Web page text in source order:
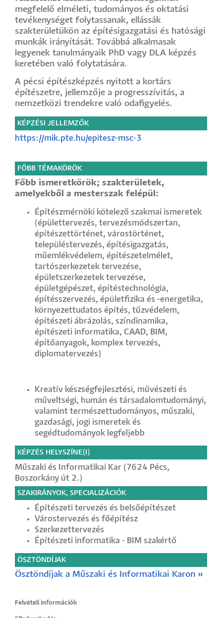
megfelelő elméleti, tudományos és oktatási
tevékenységet folytassanak, ellássák
szakterületükön az építésigazgatási és hatósági
munkák irányítását. Továbbá alkalmasak
legyenek tanulmányaik PhD vagy DLA képzés
keretében való folytatására.
A pécsi építészképzés nyitott a kortárs
építészetre, jellemzője a progresszívitás, a
nemzetközi trendekre való odafigyelés.
KÉPZÉSI JELLEMZŐK
https://mik.pte.hu/epitesz-msc-3
FŐBB TÉMAKÖRÖK
Főbb ismeretkörök; szakterületek,
amelyekből a mesterszak felépül:
Építészmérnöki kötelező szakmai ismeretek
(épülettervezés, tervezésmódszertan,
építészettörténet, várostörténet,
településtervezés, építésigazgatás,
műemlékvédelem, építészetelmélet,
tartószerkezetek tervezése,
épületszerkezetek tervezése,
épületgépészet, építéstechnológia,
építésszervezés, épületfizika és -energetika,
környezettudatos építés, tűzvédelem,
építészeti ábrázolás, színdinamika,
építészeti informatika, CAAD, BIM,
építőanyagok, komplex tervezés,
diplomatervezés)
Kreatív készségfejlesztési, művészeti és
műveltségi, humán és társadalomtudományi,
valamint természettudományos, műszaki,
gazdasági, jogi ismeretek és
segédtudományok legfeljebb
KÉPZÉS HELYSZÍNE(I)
Műszaki és Informatikai Kar (7624 Pécs,
Boszorkány út 2.)
SZAKIRÁNYOK, SPECIALIZÁCIÓK
Építészeti tervezés és belsőépítészet
Várostervezés és főépítész
Szerkezettervezés
Építészeti informatika - BIM szakértő
ÖSZTÖNDÍJAK
Ösztöndíjak a Műszaki és Informatikai Karon »
Felvételi információk